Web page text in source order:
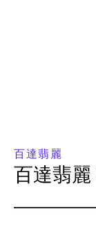
百達翡麗
百達翡麗